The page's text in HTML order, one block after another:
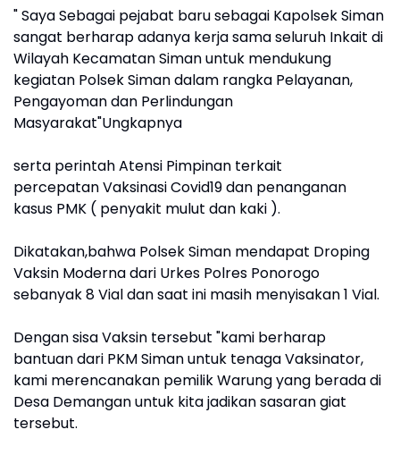
" Saya Sebagai pejabat baru sebagai Kapolsek Siman
sangat berharap adanya kerja sama seluruh Inkait di
Wilayah Kecamatan Siman untuk mendukung
kegiatan Polsek Siman dalam rangka Pelayanan,
Pengayoman dan Perlindungan
Masyarakat"Ungkapnya
serta perintah Atensi Pimpinan terkait
percepatan Vaksinasi Covid19 dan penanganan
kasus PMK ( penyakit mulut dan kaki ).
Dikatakan,bahwa Polsek Siman mendapat Droping
Vaksin Moderna dari Urkes Polres Ponorogo
sebanyak 8 Vial dan saat ini masih menyisakan 1 Vial.
Dengan sisa Vaksin tersebut "kami berharap
bantuan dari PKM Siman untuk tenaga Vaksinator,
kami merencanakan pemilik Warung yang berada di
Desa Demangan untuk kita jadikan sasaran giat
tersebut.